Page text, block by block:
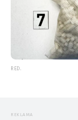
RED.
REKLAMA